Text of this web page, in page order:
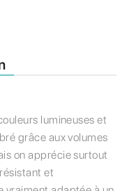
lumineuses et
grâce aux volumes
on apprécie surtout
et